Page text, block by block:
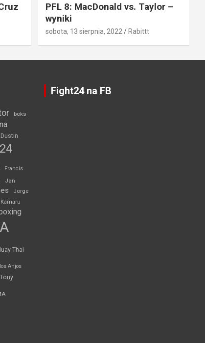
PFL 8: MacDonald vs. Taylor –
wyniki
sobota, 13 sierpnia, 2022 Rabittt
boks
Dustin
Francis
Jan
Jorge
Kamaru
Thai
Anjos
Tony
Fight24 na FB